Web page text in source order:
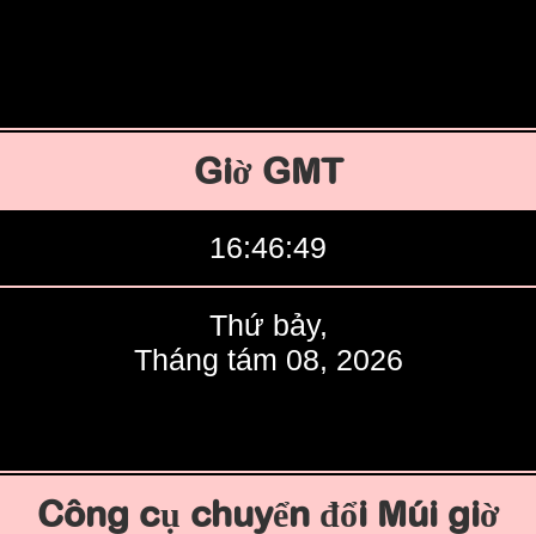
Giờ GMT
16:46:50
Thứ bảy,
Tháng tám 08, 2026
Công cụ chuyển đổi Múi giờ